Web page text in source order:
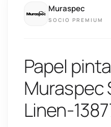
Muraspec
SOCIO PREMIUM
Papel
Muraspec
Linen-